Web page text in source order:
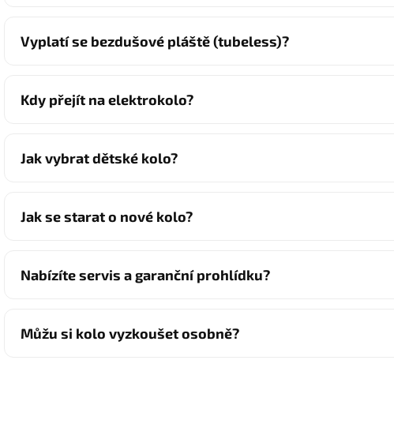
Vyplatí se bezdušové pláště (tubeless)?
Kdy přejít na elektrokolo?
Jak vybrat dětské kolo?
Jak se starat o nové kolo?
Nabízíte servis a garanční prohlídku?
Můžu si kolo vyzkoušet osobně?